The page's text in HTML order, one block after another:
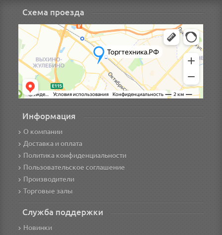
Схема проезда
Информация
О компании
Доставка и оплата
Политика конфиденциальности
Пользовательское соглашение
Производители
Торговые залы
Служба поддержки
Новинки